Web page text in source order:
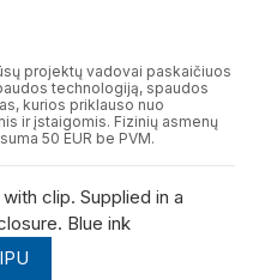
projektų vadovai paskaičiuos
technologiją, spaudos
kurios priklauso nuo
ir įstaigomis. Fizinių asmenų
50 EUR be PVM.
clip. Supplied in a
Blue ink